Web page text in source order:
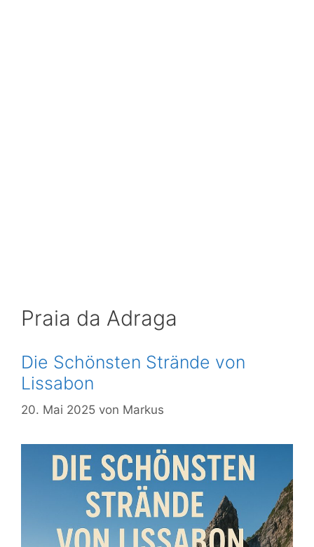
Praia da Adraga
Die Schönsten Strände von
Lissabon
20. Mai 2025 von Markus